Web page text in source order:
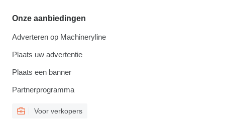
Onze aanbiedingen
Adverteren op Machineryline
Plaats uw advertentie
Plaats een banner
Partnerprogramma
Voor verkopers